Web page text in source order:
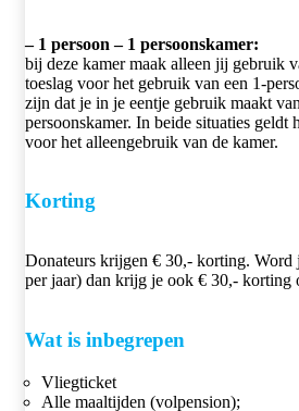
– 1 persoon – 1 persoonskamer:
bij deze kamer maak alleen jij gebruik
toeslag voor het gebruik van een 1-
zijn dat je in je eentje gebruik maakt
persoonskamer. In beide situaties geldt
voor het alleengebruik van de kamer.
Korting
Donateurs krijgen € 30,- korting. Word
per jaar) dan krijg je ook € 30,- korting
Wat is inbegrepen
Vliegticket
Alle maaltijden (volpension);